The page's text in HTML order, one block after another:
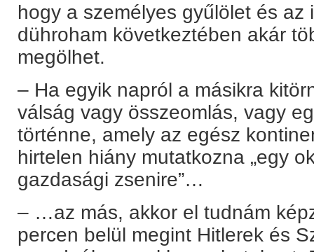
hogy a személyes gyűlölet és az
dühroham következtében akár
megölhet.
– Ha egyik napról a másikra
válság vagy összeomlás, vagy
történne, amely az egész
hirtelen hiány mutatkozna „egy
gazdasági zsenire”…
– …az más, akkor el tudnám
percen belül megint Hitlerek és